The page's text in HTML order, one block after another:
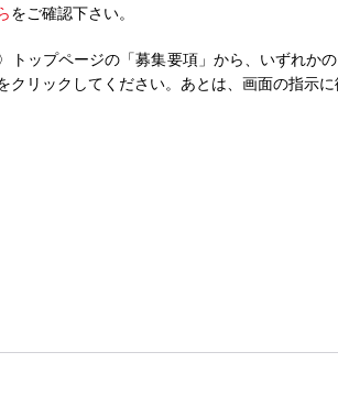
をご確認下さい。
トップページの「募集要項」から、いずれか
クリックしてください。あとは、画面の指示に